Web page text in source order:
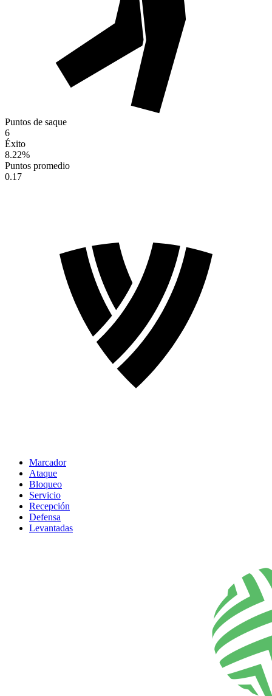
Puntos de saque
6
Éxito
8.22%
Puntos promedio
0.17
Marcador
Ataque
Bloqueo
Servicio
Recepción
Defensa
Levantadas